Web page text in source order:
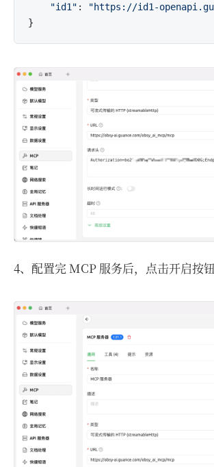
"id1" : "https://id1-
4、配置完 MCP 服务后，点击开启按钮